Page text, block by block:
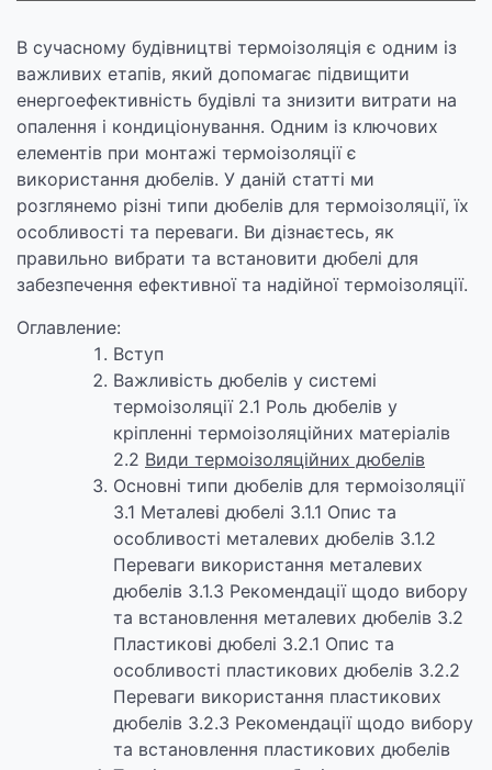
В сучасному будівництві термоізоляція є одним із
важливих етапів, який допомагає підвищити
енергоефективність будівлі та знизити витрати на
опалення і кондиціонування. Одним із ключових
елементів при монтажі термоізоляції є
використання дюбелів. У даній статті ми
розглянемо різні типи дюбелів для термоізоляції, їх
особливості та переваги. Ви дізнаєтесь, як
правильно вибрати та встановити дюбелі для
забезпечення ефективної та надійної термоізоляції.
Оглавление:
Вступ
Важливість дюбелів у системі
термоізоляції 2.1 Роль дюбелів у
кріпленні термоізоляційних матеріалів
2.2 Види термоізоляційних дюбелів
Основні типи дюбелів для термоізоляції
3.1 Металеві дюбелі 3.1.1 Опис та
особливості металевих дюбелів 3.1.2
Переваги використання металевих
дюбелів 3.1.3 Рекомендації щодо вибору
та встановлення металевих дюбелів 3.2
Пластикові дюбелі 3.2.1 Опис та
особливості пластикових дюбелів 3.2.2
Переваги використання пластикових
дюбелів 3.2.3 Рекомендації щодо вибору
та встановлення пластикових дюбелів